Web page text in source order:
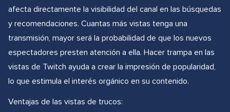
afecta directamente la visibilidad del canal en las búsquedas
y recomendaciones. Cuantas más vistas tenga una
transmisión, mayor será la probabilidad de que los nuevos
espectadores presten atención a ella. Hacer trampa en las
vistas de Twitch ayuda a crear la impresión de popularidad,
lo que estimula el interés orgánico en su contenido.
Ventajas de las vistas de trucos: